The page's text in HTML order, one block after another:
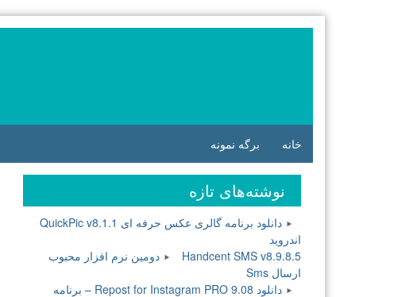
خانه برگه نمونه
نوشته‌های تازه
دانلود برنامه گالری عکس حرفه ای QuickPic v8.1.1
اندروید
Handcent SMS v8.9.8.5 دومین نرم افزار محبوب
ارسال Sms
دانلود Repost for Instagram PRO 9.08 – برنامه